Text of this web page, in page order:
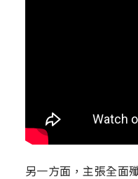
另一方面，主張全面